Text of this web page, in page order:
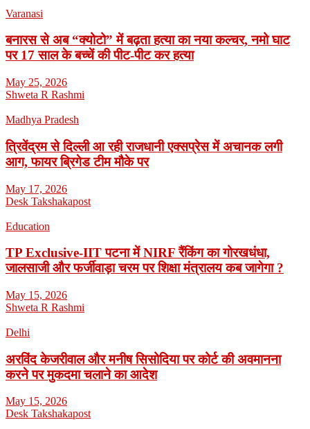
Varanasi
बनारस से अब “क्योटो” में बढ़ता हत्या का नया कल्चर, नमो घाट
पर 17 साल के बच्चें की पीट-पीट कर हत्या
May 25, 2026
Shweta R Rashmi
Madhya Pradesh
त्रिवेंद्रम से दिल्ली आ रही राजधानी एक्सप्रेस में अचानक लगी
आग, फायर ब्रिगेड टीम मौके पर
May 17, 2026
Desk Takshakapost
Education
TP Exclusive-IIT पटना में NIRF रैंकिंग का गोरखधंधा,
जालसाजी और फर्जीवाड़ा चरम पर शिक्षा मंत्रालय कब जागेगा ?
May 15, 2026
Shweta R Rashmi
Delhi
अरविंद केजरीवाल और मनीष सिसोदिया पर कोर्ट की अवमानना
करने पर मुकदमा चलाने का आदेश
May 15, 2026
Desk Takshakapost